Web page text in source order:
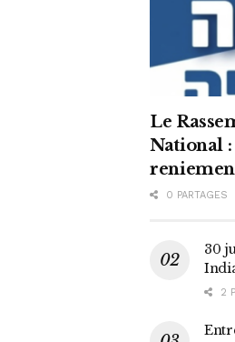
Le
National
0 PARTAGES
30
2